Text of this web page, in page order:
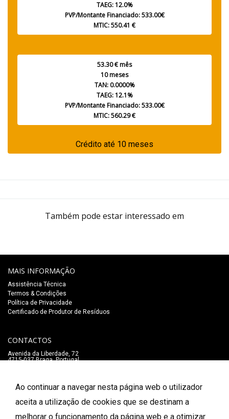
Ao continuar a navegar nesta página web o utilizador
aceita a utilização de cookies que se destinam a
melhorar o funcionamento da página web e a otimizar
TAEG: 12.0%
PVP/Montante Financiado: 533.00€
MTIC: 550.41 €
53.30 € mês
10 meses
TAN: 0.0000%
TAEG: 12.1%
PVP/Montante Financiado: 533.00€
MTIC: 560.29 €
Crédito até 10 meses
Também pode estar interessado em
MAIS INFORMAÇÃO
Assistência Técnica
Termos & Condições
Política de Privacidade
Certificado de Produtor de Resíduos
CONTACTOS
Avenida da Liberdade, 72
4715-037 Braga, Portugal
lojaonline@salaomozart.com
SIGA-NOS